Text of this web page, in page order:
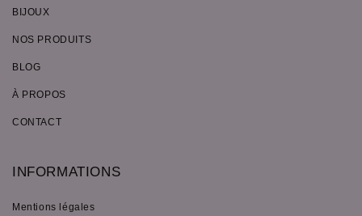
BIJOUX
NOS PRODUITS
BLOG
À PROPOS
CONTACT
INFORMATIONS
Mentions légales